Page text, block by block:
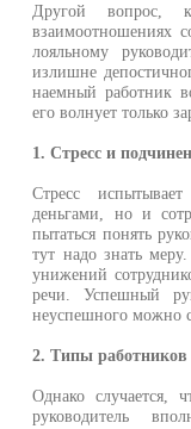
Другой вопрос,
взаимоотношениях
лояльному
излишне
наемный работник
его волнует только
1. Стресс и
Стресс
деньгами, но и
пытаться понять
тут надо знать
унижений
речи. Успешный
неуспешного можно
2. Типы работников
Однако случается,
руководитель